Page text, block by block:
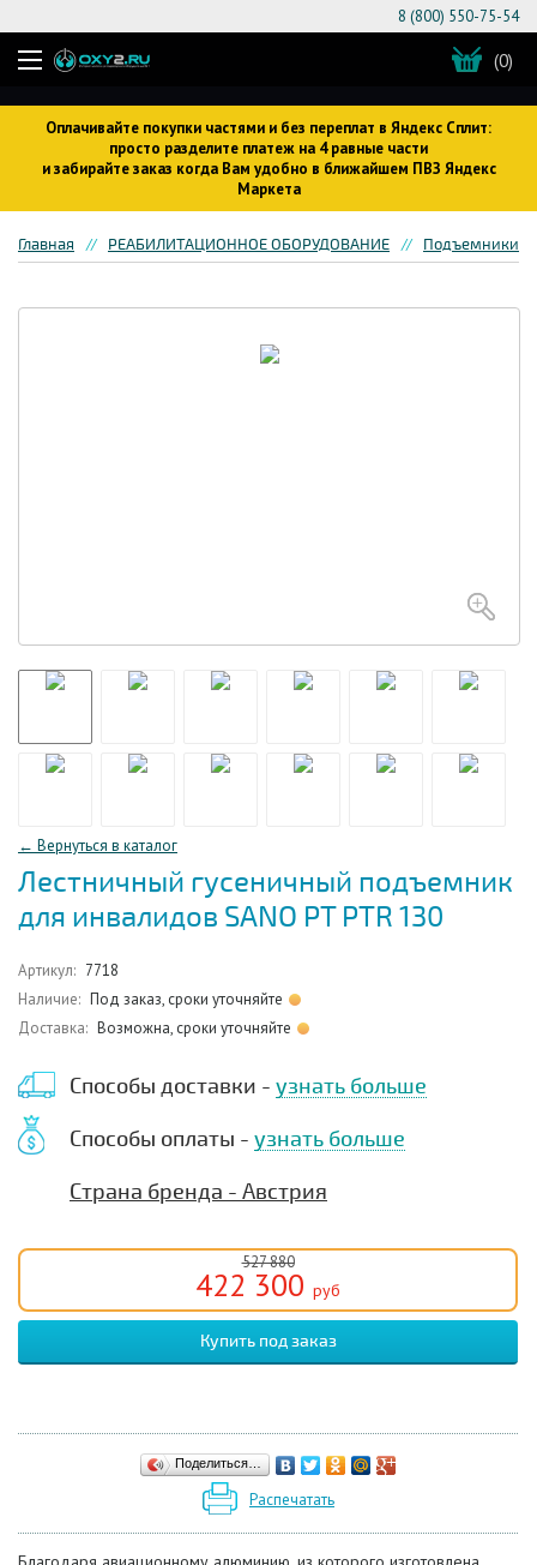
Оплачивайте покупки частями и без переплат в Яндекс Сплит:
просто разделите платеж на 4 равные части
и забирайте заказ когда Вам удобно в ближайшем ПВЗ Яндекс
Маркета
8 (800) 550-75-54
(0)
Главная РЕАБИЛИТАЦИОННОЕ ОБОРУДОВАНИЕ Подъемники
← Вернуться в каталог
Лестничный гусеничный подъемник
для инвалидов SANO PT PTR 130
Артикул: 7718
Наличие: Под заказ, сроки уточняйте
Доставка: Возможна, сроки уточняйте
Способы доставки - узнать больше
Способы оплаты - узнать больше
Страна бренда - Авcтрия
527 880
422 300 руб
Поделиться…
Распечатать